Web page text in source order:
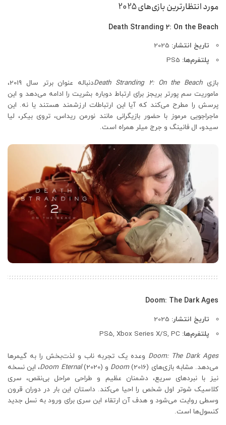
مورد انتظارترین بازی‌های 2025
Death Stranding 2: On the Beach
تاریخ انتشار:
پلتفرم‌ها:
بازیDeath Stranding 2: On the Beach
دنباله عنوان برتر سال 2019،
ماموریت سم پورتر بریجز برای ارتباط دوباره بشریت را ادامه می‌دهد و این
پرسش را مطرح می‌کند که آیا این ارتباطات ارزشمند هستند یا نه. این
ماجراجویی مرموز با حضور بازیگرانی مانند نورمن ریداس، تروی بیکر، لیا
سیدو، ال فانینگ و جرج میلر همراه است.
Doom: The Dark Ages
تاریخ انتشار:
پلتفرم‌ها:
Doom: The Dark Ages وعده یک تجربه ناب و لذت‌بخش را به گیمرها
می‌دهد. مشابه بازی‌های
Doom(2016) و Doom Eternal(2020)، این نسخه
نیز با نبردهای سریع، دشمنان عظیم و طراحی مراحل بی‌نقص، سری
کلاسیک شوتر اول شخص را احیا می‌کند. داستان این بار در دوران قرون
وسطی روایت می‌شود و هدف آن ارتقاء این سری برای ورود به نسل جدید
کنسول‌ها است.